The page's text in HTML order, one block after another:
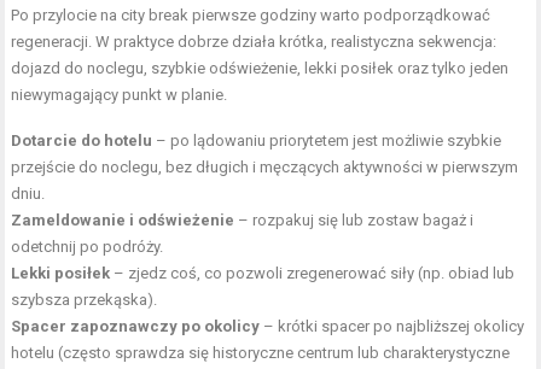
Po przylocie na city break pierwsze godziny warto podporządkować
regeneracji. W praktyce dobrze działa krótka, realistyczna sekwencja:
dojazd do noclegu, szybkie odświeżenie, lekki posiłek oraz tylko jeden
niewymagający punkt w planie.
Dotarcie do hotelu – po lądowaniu priorytetem jest możliwie szybkie
przejście do noclegu, bez długich i męczących aktywności w pierwszym
dniu.
Zameldowanie i odświeżenie – rozpakuj się lub zostaw bagaż i
odetchnij po podróży.
Lekki posiłek – zjedz coś, co pozwoli zregenerować siły (np. obiad lub
szybsza przekąska).
Spacer zapoznawczy po okolicy – krótki spacer po najbliższej okolicy
hotelu (często sprawdza się historyczne centrum lub charakterystyczne